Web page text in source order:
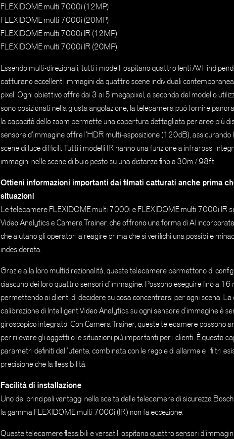
FLEXIDOME multi 7000i (12MP)
FLEXIDOME multi 7000i (20MP)
FLEXIDOME multi 7000i IR (12MP)
FLEXIDOME multi 7000i IR (20MP)
Essendo multi-direzionali, tutti i modelli ospitano quattro lenti AVF
catturano eccellenti immagini da quattro scene individuali
pixel. Ogni obiettivo offre dai 3 ai 5 megapixel, a seconda del modello
sono posizionati nella giusta angolazione, la telecamera può fornire
la capacità dello zoom permette una copertura dettagliata per aree più
sensore d’immagine offre l’HDR multi-esposizione (120dB),
scene di luce difficili. Tutti i modelli IR hanno una funzione a infrarossi
immagini nelle scene di buio pesto su una distanza fino a 30m / 98ft.
Ottieni informazioni importanti dai filmati catturati anche prima
situazioni
Le telecamere FLEXIDOME multi 7000i e FLEXIDOME multi 7000i IR
Video Analytics e Camera Trainer, che offrono una forma di AI
che aiutano gli operatori a reagire prima che si verifichi una possibile
indesiderata.
Grazie alla loro multidirezionalità, queste telecamere permettono di
ciascuno dei loro quattro sensori d’immagine. Possono eseguire fino a 16
permettendo ai clienti di decidere su cosa concentrarsi per ogni scena. La
calibrazione di Intelligent Video Analytics su ogni sensore d’immagine è
giroscopico integrato. Con Camera Trainer, queste telecamere possono
per rilevare gli oggetti o le situazioni più importanti per i clienti. È questa
parametri definiti dall’utente, combinata con le regole di allarme e i filtri
precisione che la flessibilità.
Facilità di installazione
Uno dei principali vantaggi nella scelta delle telecamere di sicurezza
la gamma FLEXIDOME multi 7000i (IR) non fa eccezione.
Queste telecamere flessibili e versatili ospitano quattro sensori